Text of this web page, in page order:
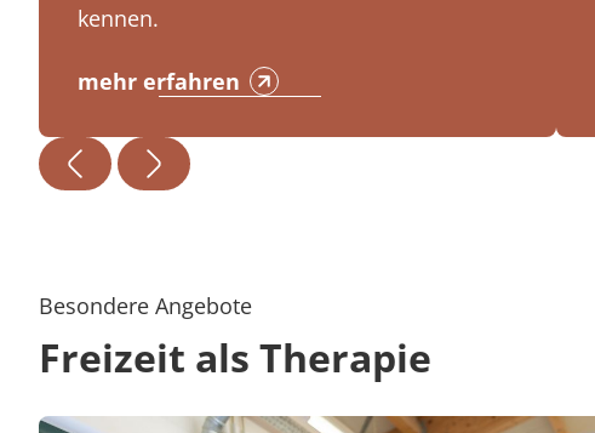
kennen.
mehr erfahren
Besondere Angebote
Freizeit als Therapie